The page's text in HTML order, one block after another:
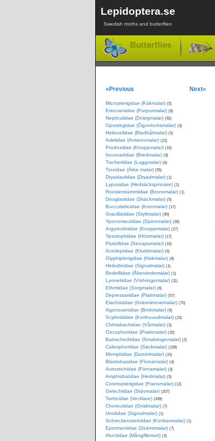
Lepidoptera.se
Swedish moths and butterflies
Butterflies
«Previous Next»
Micropterigidae (Käkmalar) (5)
Eriocraniidae (Purpurmalar) (8)
Nepticulidae (Dvärgmalar) (92)
Opostegidae (Ögonlocksmalar) (3)
Heliozelidae (Bladhålmalar) (5)
Adelidae (Antennmalar) (21)
Prodoxidae (Knoppmalar) (10)
Incurvariidae (Bredmalar) (9)
Tischeriidae (Luggmalar) (6)
Tineidae (Äkta malar) (55)
Dryadaulidae (Dryadmalar) (1)
Lypusidae (Hedsäckspinnare) (1)
Roeslerstammiidae (Bronsmalar) (1)
Douglasiidae (Skäckmalar) (5)
Bucculatricidae (Kronmalar) (17)
Gracillariidae (Styltmalar) (90)
Yponomeutidae (Spinnmalar) (30)
Argyresthiidae (Knoppmalar) (27)
Ypsolophidae (Höstmalar) (17)
Plutellidae (Senapsmalar) (10)
Acrolepiidae (Kluddmalar) (6)
Glyphipterigidae (Hakmalar) (8)
Heliodinidae (Signalmalar) (1)
Bedelliidae (Åkervindemalar) (1)
Lyonetiidae (Vridvingemalar) (11)
Ethmiidae (Sorgmalar) (6)
Depressariidae (Plattmalar) (57)
Elachistidae (Gräsminerarmalar) (70)
Agonoxenidae (Brokmalar) (9)
Scythrididae (Korthuvudmalar) (15)
Chimabachidae (Vårmalar) (3)
Oecophoridae (Praktmalar) (32)
Batrachedridae (Smalvingemalar) (2)
Coleophoridae (Säckmalar) (139)
Momphidae (Dunörtmalar) (15)
Blastobasidae (Förnamalar) (4)
Autostichidae (Förnamalar) (3)
Amphisbatidae (Hedmalar) (5)
Cosmopterigidae (Fransmalar) (12)
Gelechiidae (Stävmalar) (207)
Tortricidae (Vecklare) (439)
Choreutidae (Gnidmalar) (7)
Urodidae (Signalmalar) (1)
Schreckensteiniidae (Konkavmalar) (1)
Epermeniidae (Skärmmalar) (7)
Alucitidae (Mångflikmott) (3)